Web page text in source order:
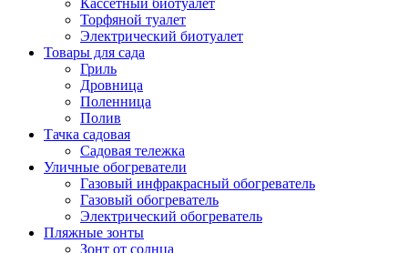
Кассетный биотуалет
Торфяной туалет
Электрический биотуалет
Товары для сада
Гриль
Дровница
Поленница
Полив
Тачка садовая
Садовая тележка
Уличные обогреватели
Газовый инфракрасный обогреватель
Газовый обогреватель
Электрический обогреватель
Пляжные зонты
Зонт от солнца